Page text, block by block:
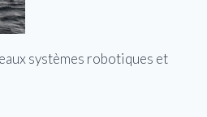
systèmes robotiques et